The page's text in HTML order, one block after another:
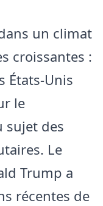
un climat
croissantes :
États-Unis
le
sujet des
Le
Trump a
récentes de